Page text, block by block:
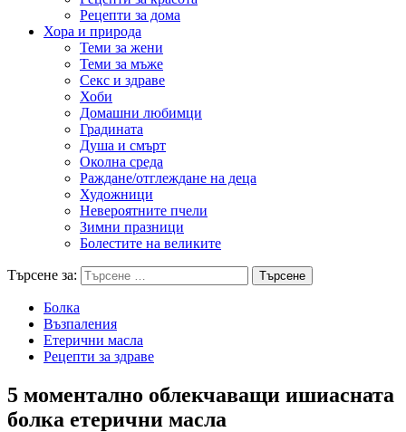
Рецепти за дома
Хора и природа
Теми за жени
Теми за мъже
Секс и здраве
Хоби
Домашни любимци
Градината
Душа и смърт
Околна среда
Раждане/отглеждане на деца
Художници
Невероятните пчели
Зимни празници
Болестите на великите
Търсене за:
Болка
Възпаления
Етерични масла
Рецепти за здраве
5 моментално облекчаващи ишиасната
болка етерични масла